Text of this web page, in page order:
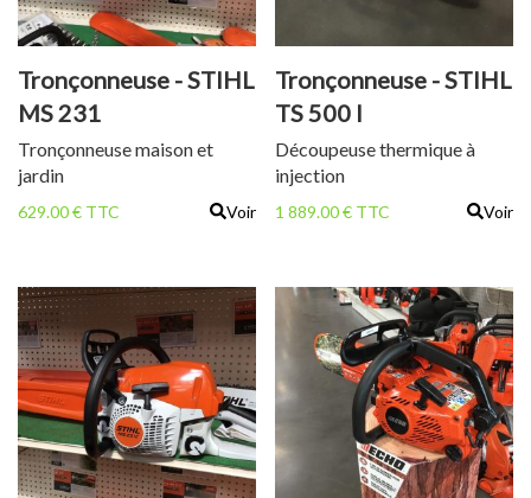
Tronçonneuse - STIHL
MS 231
Tronçonneuse maison et
jardin
629.00 € TTC Voir
Tronçonneuse - STIHL
TS 500 I
Découpeuse thermique à
injection
1 889.00 € TTC Voir